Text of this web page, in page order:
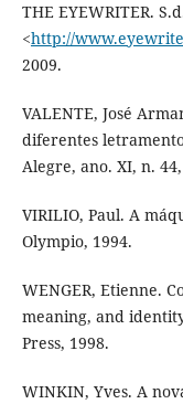
THE EYEWRITER.
<http://
2009.
VALENTE, José
diferentes
Alegre, ano. XI, n.
VIRILIO, Paul. A
Olympio, 1994.
WENGER, Etienne.
meaning, and
Press, 1998.
WINKIN, Yves. A